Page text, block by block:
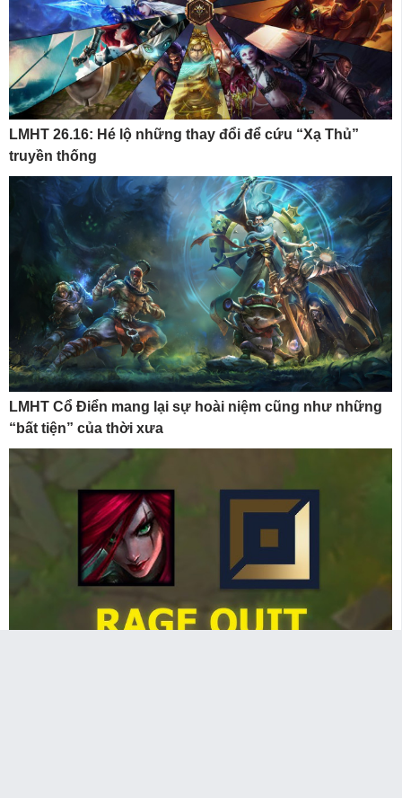
LMHT 26.16: Hé lộ những thay đổi để cứu “Xạ Thủ”
truyền thống
LMHT Cổ Điển mang lại sự hoài niệm cũng như những
“bất tiện” của thời xưa